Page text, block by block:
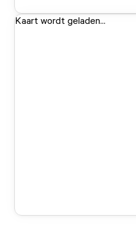
Kaart wordt geladen...